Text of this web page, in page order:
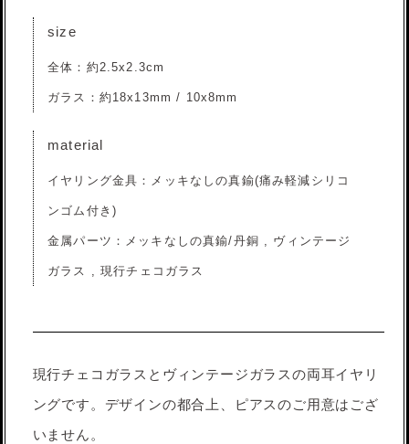
size
全体：約2.5x2.3cm
ガラス：約18x13mm / 10x8mm
material
イヤリング金具：メッキなしの真鍮(痛み軽減シリコ
ンゴム付き)
金属パーツ：メッキなしの真鍮/丹銅 , ヴィンテージ
ガラス , 現行チェコガラス
現行チェコガラスとヴィンテージガラスの両耳イヤリ
ングです。デザインの都合上、ピアスのご用意はござ
いません。